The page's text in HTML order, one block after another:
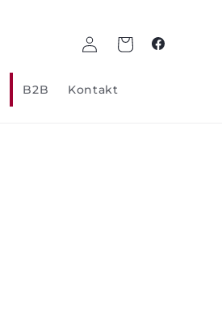
B2B Kontakt
Log
in
Wagen
Facebook